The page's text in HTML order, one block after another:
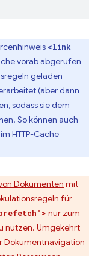
<link
vorab abgerufen
geladen
(aber dann
sodass sie dem
So können auch
HTTP-Cache
Dokumenten mit
für
nur zum
nutzen. Umgekehrt
Dokumentnavigation